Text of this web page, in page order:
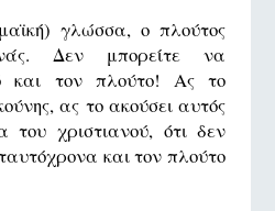
γλώσσα, ο πλούτος
Δεν μπορείτε να
και τον πλούτο! Ας το
ας το ακούσει αυτός
χριστιανού, ότι δεν
και τον πλούτο